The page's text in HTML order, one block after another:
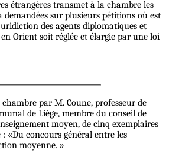
étrangères transmet à la chambre les
sur plusieurs pétitions où est
des agents diplomatiques et
Orient soit réglée et élargie par une loi
par M. Coune, professeur de
de Liège, membre du conseil de
moyen, de cinq exemplaires
«Du concours général entre les
moyenne. »